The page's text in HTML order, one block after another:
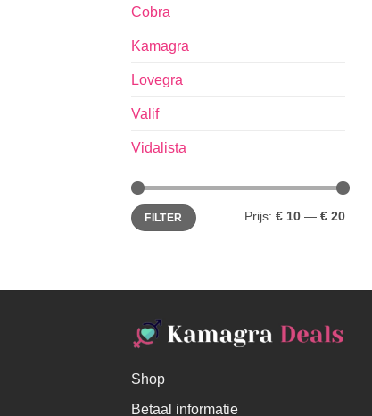
Cobra
Kamagra
Lovegra
Valif
Vidalista
FILTER Prijs: € 10 — € 20
Shop
Betaal informatie